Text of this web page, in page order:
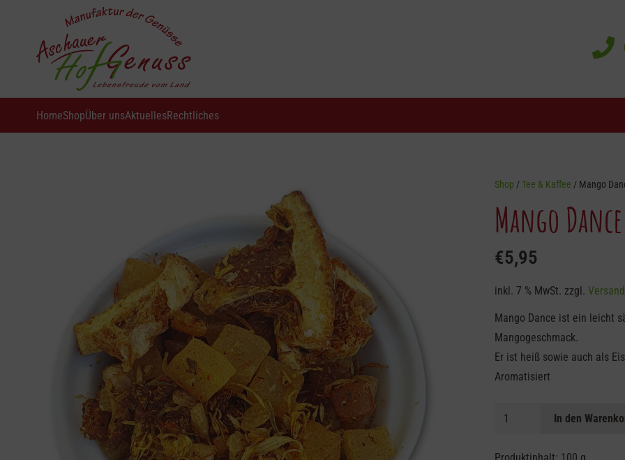
HomeShopÜber unsAktuellesRechtliches
Shop /Tee & Kaffee / Mango
Mango
€5,95
inkl. 7 % MwSt. zzgl.
Mango Dance ist ein leicht
Mangogeschmack.
Er ist heiß sowie auch als
Aromatisiert
Mango
-
In den